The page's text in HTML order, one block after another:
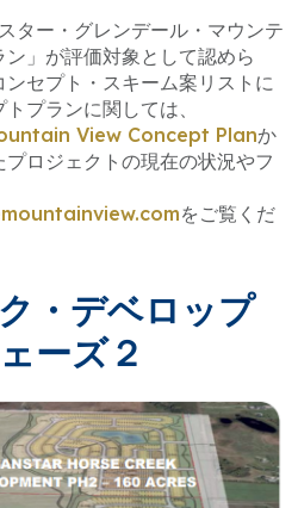
ター・グレンデール・マウンテ
」が評価対象として認めら
セプト・スキーム案リストに
プランに関しては、
View Concept Planか
ロジェクトの現在の状況やフ
をご覧くだ
・デベロップ
ーズ２